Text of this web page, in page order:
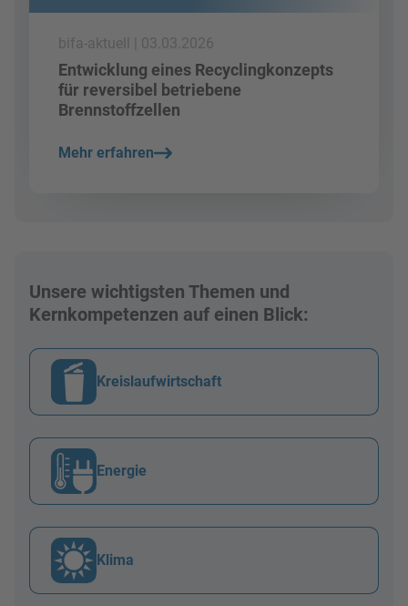
bifa-aktuell | 03.03.2026
Entwicklung eines Recyclingkonzepts
für reversibel betriebene
Brennstoffzellen
Mehr erfahren
Unsere wichtigsten Themen und
Kernkompetenzen auf einen Blick:
Kreislaufwirtschaft
Energie
Klima